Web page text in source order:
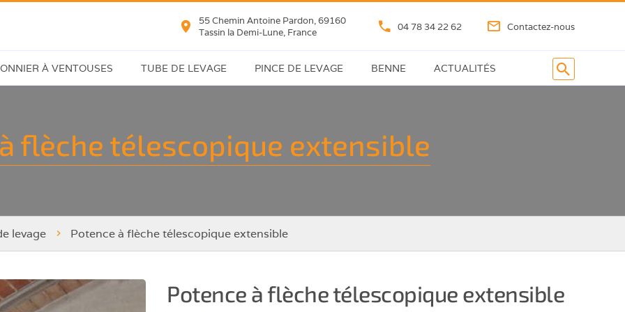
55 Chemin Antoine Pardon, 69160
Tassin la Demi-Lune, France
04 78 34 22 62 Contactez-nous
À VENTOUSES
Panneaux/Poutres
TUBE DE LEVAGE
tube
PINCE DE LEVAGE
bordures
verre
BENNE
Benne
ouvrant
Pelle
ACTUALITÉS
flèche télescopique extensible
levage Potence à flèche télescopique extensible
Potence à flèche télescopique extensible